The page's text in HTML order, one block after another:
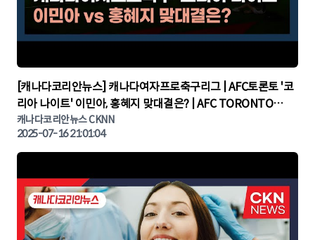
▶
[캐나다코리안뉴스] 캐나다여자프로축구리그 | AFC토론토 '코
리아 나이트' 이민아, 홍혜지 맞대결은? | AFC TORONTO
KOREA NIGHT | 캐나다뉴스 | 토론토뉴스
캐나다코리안뉴스 CKNN
2025-07-16 21:01:04